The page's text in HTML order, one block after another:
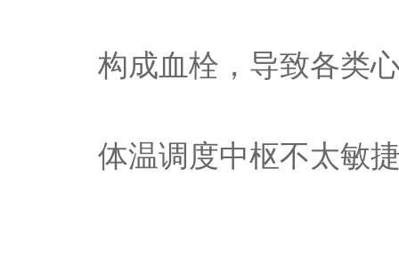
构成血栓，导致各类
体温调度中枢不太敏